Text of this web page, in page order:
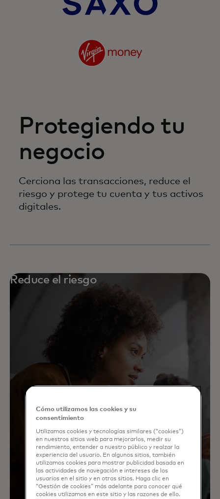
Protegiendo tu
negocio
Cerciona las transacciones, reduce el
riesgo y protege tu cuenta y tus activos
digitales.
Reduce el riesgo
Cómo utilizamos las cookies y su
consentimiento
Utilizamos cookies y tecnologías similares (“cookies”)
en nuestros sitios web para mejorarlos, medir su
rendimiento, entender a nuestro público y realzar la
experiencia del usuario. En algunos sitios, también
utilizamos cookies para mostrar publicidad basada en
las actividades de navegación e intereses de los
usuarios en el sitio y en otros sitios. Haga clic en
“Gestión de cookies” más adelante para conocer qué
cookies utilizamos en este sitio y las razones de ello.